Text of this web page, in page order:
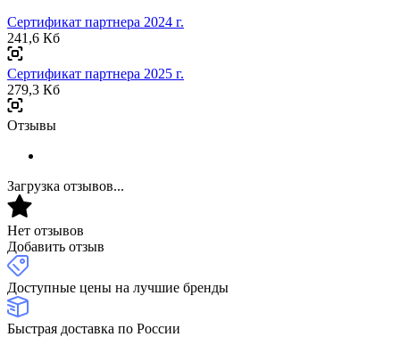
Сертификат партнера 2024 г.
241,6 Кб
Сертификат партнера 2025 г.
279,3 Кб
Отзывы
Загрузка отзывов...
Нет отзывов
Добавить отзыв
Доступные цены на лучшие бренды
Быстрая доставка по России